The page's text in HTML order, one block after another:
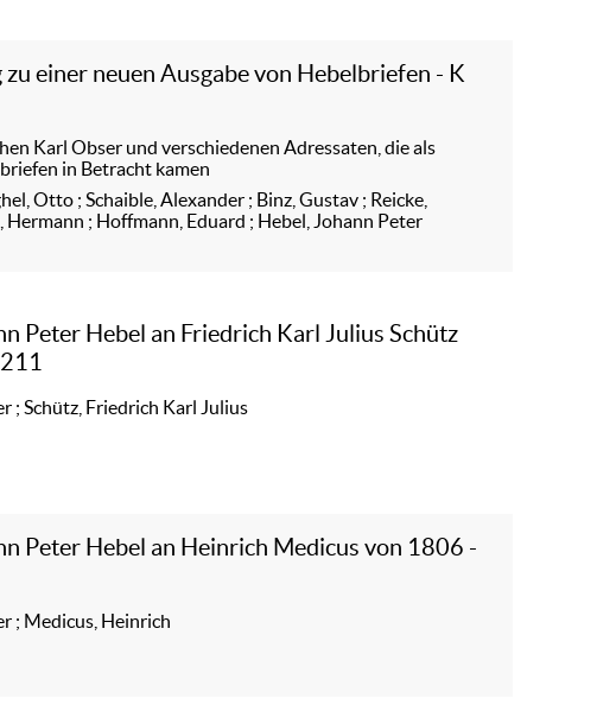
einer neuen Ausgabe von Hebelbriefen - K
Karl Obser und verschiedenen Adressaten, die als
in Betracht kamen
Otto ; Schaible, Alexander ; Binz, Gustav ; Reicke,
Hermann ; Hoffmann, Eduard ; Hebel, Johann Peter
Peter Hebel an Friedrich Karl Julius Schütz
; Schütz, Friedrich Karl Julius
Peter Hebel an Heinrich Medicus von 1806 -
; Medicus, Heinrich